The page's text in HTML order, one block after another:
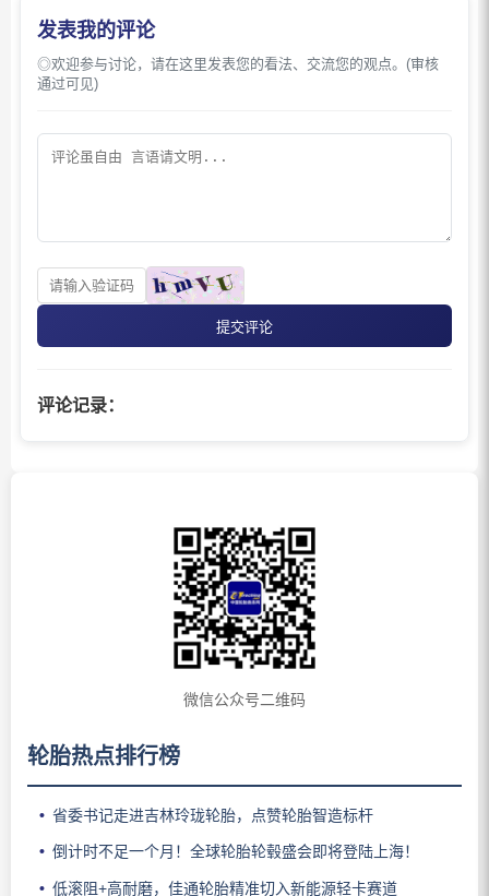
发表我的评论
◎欢迎参与讨论，请在这里发表您的看法、交流您的观点。(审核
通过可见)
提交评论
评论记录：
微信公众号二维码
轮胎热点排行榜
省委书记走进吉林玲珑轮胎，点赞轮胎智造标杆
倒计时不足一个月！全球轮胎轮毂盛会即将登陆上海！
低滚阻+高耐磨，佳通轮胎精准切入新能源轻卡赛道